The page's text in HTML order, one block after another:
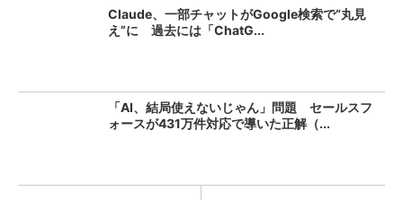
Claude、一部チャットがGoogle検索で“丸見
え”に 過去には「ChatG...
「AI、結局使えないじゃん」問題 セールスフ
ォースが431万件対応で導いた正解（...